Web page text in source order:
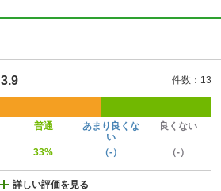
3.9 件数：13
普通
あまり良くな
い
良くない
33% （-） （-）
詳しい評価を見る